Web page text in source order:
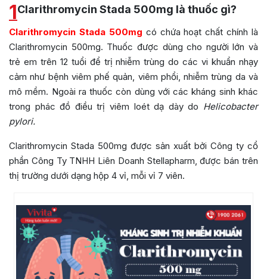
1Clarithromycin Stada 500mg là thuốc gì?
Clarithromycin Stada 500mg có chứa hoạt chất chính là
Clarithromycin 500mg. Thuốc được dùng cho người lớn và
trẻ em trên 12 tuổi để trị nhiễm trùng do các vi khuẩn nhạy
cảm như bệnh viêm phế quản, viêm phổi, nhiễm trùng da và
mô mềm. Ngoài ra thuốc còn dùng với các kháng sinh khác
trong phác đồ điều trị viêm loét dạ dày do Helicobacter
pylori.
Clarithromycin Stada 500mg được sản xuất bởi Công ty cổ
phần Công Ty TNHH Liên Doanh Stellapharm, được bán trên
thị trường dưới dạng hộp 4 vỉ, mỗi vỉ 7 viên.